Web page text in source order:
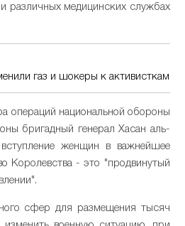
и различных медицинских службах
газ и шокеры к активисткам
операций национальной обороны
бригадный генерал Хасан аль-
женщин в важнейшее
Королевства - это "продвинутый
сфер для размещения тысяч